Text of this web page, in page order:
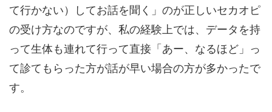
て行かない）してお話を聞く」のが正しいセカオピ
の受け方なのですが、私の経験上では、データを持
って生体も連れて行って直接「あー、なるほど」っ
て診てもらった方が話が早い場合の方が多かったで
す。